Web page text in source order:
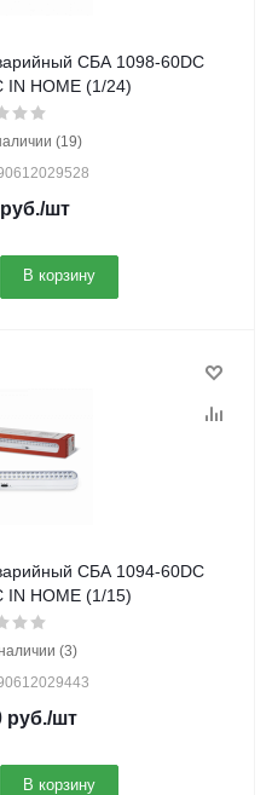
СБА 1098-60DC
IN HOME (1/24)
(19)
/шт
В корзину
СБА 1094-60DC
IN HOME (1/15)
(3)
руб./шт
В корзину